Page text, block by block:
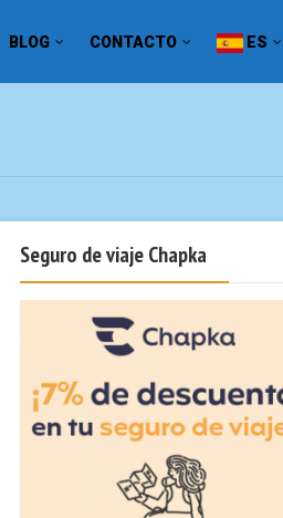
BLOG CONTACTO ES
Seguro de viaje Chapka